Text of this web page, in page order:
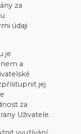
za
údaji
je
a
jej
za
Uživatele.